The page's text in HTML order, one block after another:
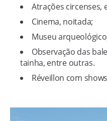
Atrações circenses,
Cinema, noitada;
Museu
Observação das
tainha, entre outras.
Réveillon com